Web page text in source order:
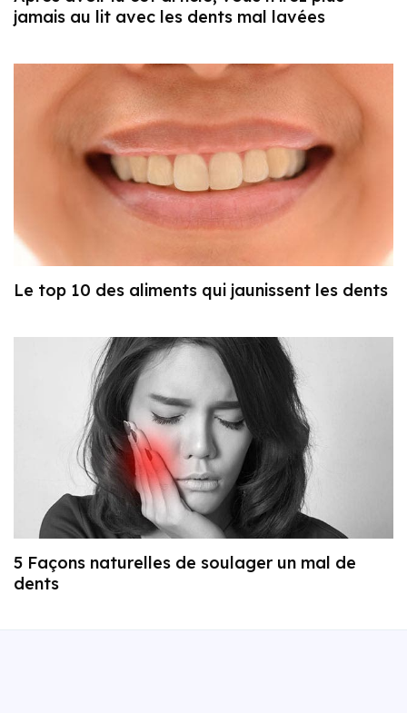
jamais au lit avec les dents mal lavées
Le top 10 des aliments qui jaunissent les dents
5 Façons naturelles de soulager un mal de
dents